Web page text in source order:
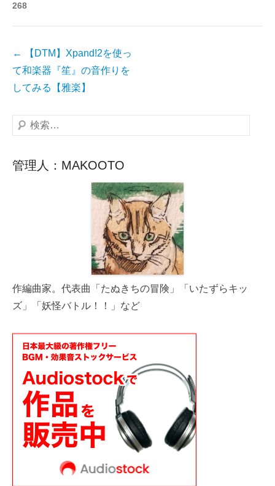
268
投
稿
ナ
ゲ
ー
ョ
←
【DTM】Xpand!2を使っ
て和楽器『笙』の音作りを
してみる【雅楽】
検
管理人：MAKOOTO
作編曲家。代表曲「たぬきちの冒険」「いたずらキッ
ズ」「妖怪バトル！！」など